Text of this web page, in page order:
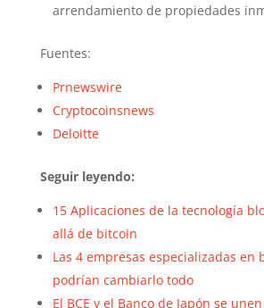
arrendamiento de propiedades
Fuentes:
Prnewswire
Cryptocoinsnews
Deloitte
Seguir leyendo:
15 Aplicaciones de la tecnología
allá de bitcoin
Las 4 empresas especializadas en
podrían cambiarlo todo
El BCE y el Banco de Japón se